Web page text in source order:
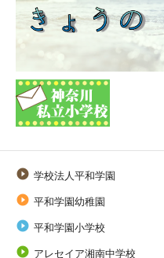
 学校法人平和学園
 平和学園幼稚園
 平和学園小学校
 アレセイア湘南中学校